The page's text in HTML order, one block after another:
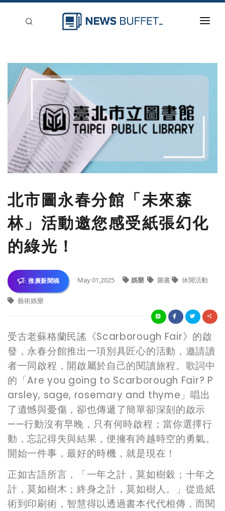
新聞稿分類
刊登
北市圖永春分館「未來森
林」活動邀您感受紙張幻化
的綠光！
推廣新聞稿 May 01,2025 娛樂 圖書 休閒活動
藝術娛樂
受古老蘇格蘭民謠《Scarborough Fair》的啟
發，永春分館推出一項別具匠心的活動，邀請讀
者一同啟程，開啟屬於自己的閱讀旅程。歌詞中
的「Are you going to Scarborough Fair? P
arsley, sage, rosemary and thyme」唱出
了遺憾與憂傷，卻也傳遞了簡單卻深刻的啟示
——行動沒有早晚，只有何時啟程；當你選擇行
動，忘記得失與結果，便擁有跨越時空的勇氣。
開始一件事，最好的時機，就是現在！
正如古語所言，「一年之計，莫如樹穀；十年之
計，莫如樹木；終身之計，莫如樹人。」從造紙
術到印刷術，智慧得以透過書本代代相傳，而閱